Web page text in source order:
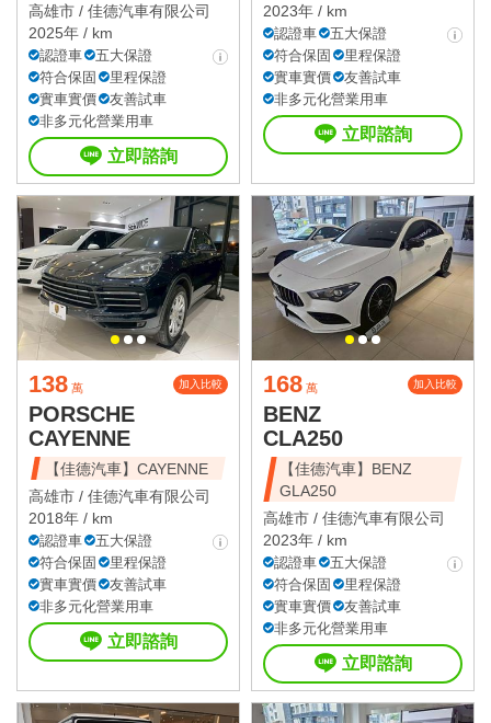
高雄市 / 佳德汽車有限公司
2025年 / km
認證車
五大保證
符合保固
里程保證
實車實價
友善試車
非多元化營業用車
立即諮詢
2023年 / km
認證車
五大保證
符合保固
里程保證
實車實價
友善試車
非多元化營業用車
立即諮詢
138 萬 加入比較
PORSCHE
CAYENNE
【佳德汽車】CAYENNE
高雄市 / 佳德汽車有限公司
2018年 / km
認證車
五大保證
符合保固
里程保證
實車實價
友善試車
非多元化營業用車
立即諮詢
168 萬 加入比較
BENZ
CLA250
【佳德汽車】BENZ
GLA250
高雄市 / 佳德汽車有限公司
2023年 / km
認證車
五大保證
符合保固
里程保證
實車實價
友善試車
非多元化營業用車
立即諮詢